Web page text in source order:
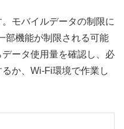
。モバイルデータの制限に
部機能が制限される可能
ータ使用量を確認し、必
か、Wi-Fi環境で作業し